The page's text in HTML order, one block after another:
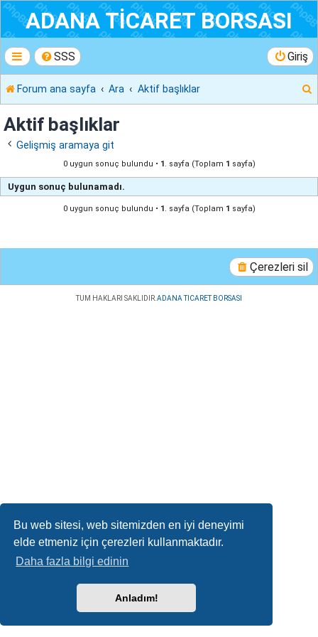
Bu web sitesi, web sitemizden en iyi deneyimi
elde etmeniz için çerezleri kullanmaktadır.
Daha fazla bilgi edinin
Anladım!
ADANA TİCARET BORSASI
SSS Giriş
Forum ana sayfa Ara Aktif başlıklar
Aktif başlıklar
Gelişmiş aramaya git
0 uygun sonuç bulundu • 1 . sayfa (Toplam 1 sayfa)
Uygun sonuç bulunamadı.
0 uygun sonuç bulundu • 1 . sayfa (Toplam 1 sayfa)
Çerezleri sil
TUM HAKLARI SAKLIDIR. ADANA TICARET BORSASI